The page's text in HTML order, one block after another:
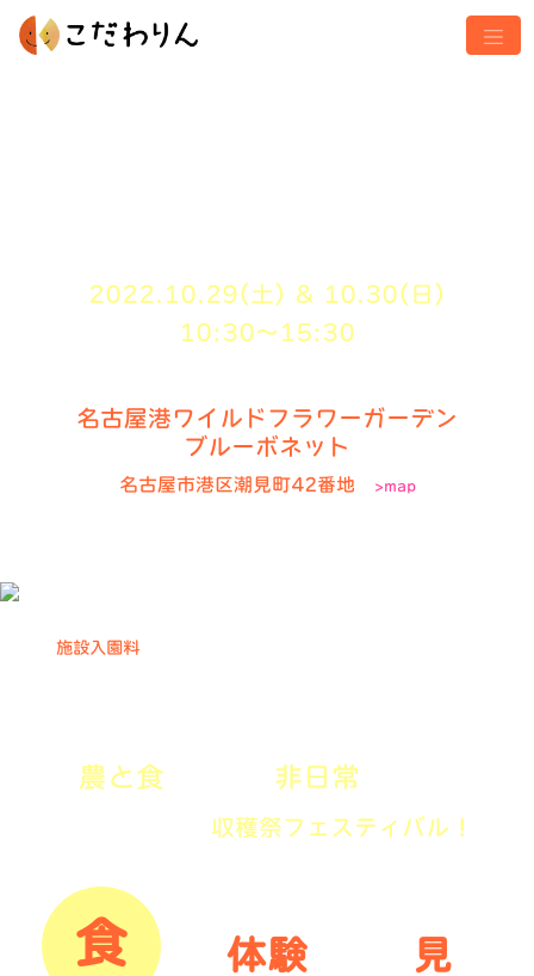
2022.10.29(土) & 10.30(日)
10:30〜15:30
名古屋港ワイルドフラワーガーデン
ブルーボネット
名古屋市港区潮見町42番地 >map
施設入園料
農と食 非日常
収穫祭フェスティバル !
食 体験 見